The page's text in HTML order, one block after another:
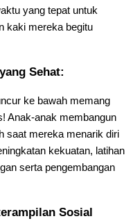
yang tepat untuk
kaki mereka begitu
Sehat:
ke bawah memang
Anak-anak membangun
saat mereka menarik diri
kekuatan, latihan
serta pengembangan
Sosial